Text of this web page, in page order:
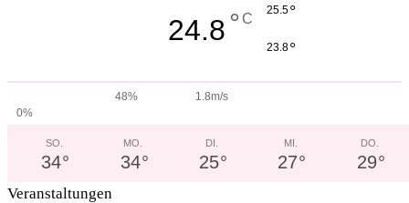
24.8° C
25.5°
23.8°
48%
1.8m/s
0%
SO.
34°
MO.
34°
DI.
25°
MI.
27°
DO.
29°
Veranstaltungen